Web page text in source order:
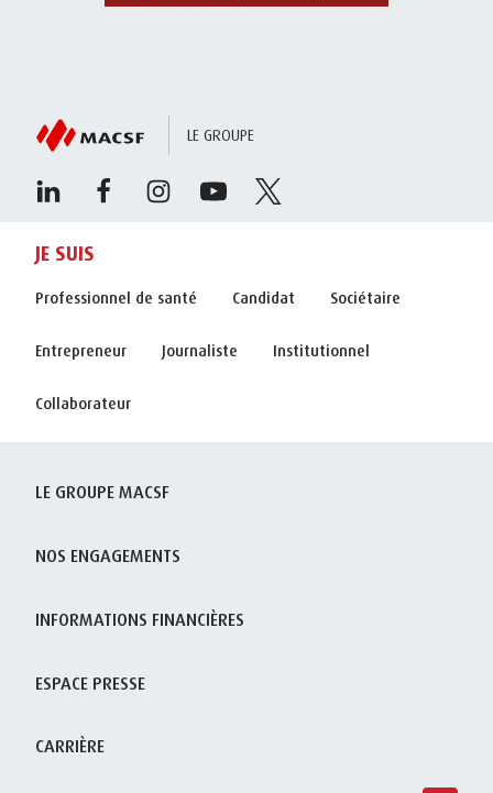
LE GROUPE
JE SUIS
Professionnel de santé Candidat Sociétaire
Entrepreneur Journaliste Institutionnel
Collaborateur
LE GROUPE MACSF
NOS ENGAGEMENTS
INFORMATIONS FINANCIÈRES
ESPACE PRESSE
CARRIÈRE